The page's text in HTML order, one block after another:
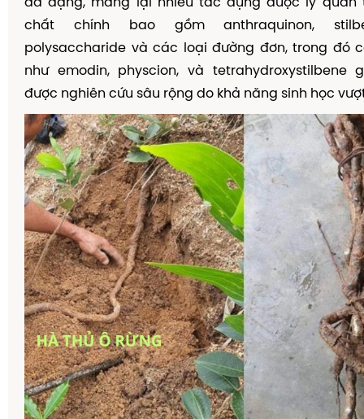
đa dạng, mang lại nhiều tác dụng dược lý quan
chất chính bao gồm anthraquinon,
polysaccharide và các loại đường đơn, trong đó
như emodin, physcion, và tetrahydroxystilbene
được nghiên cứu sâu rộng do khả năng sinh học